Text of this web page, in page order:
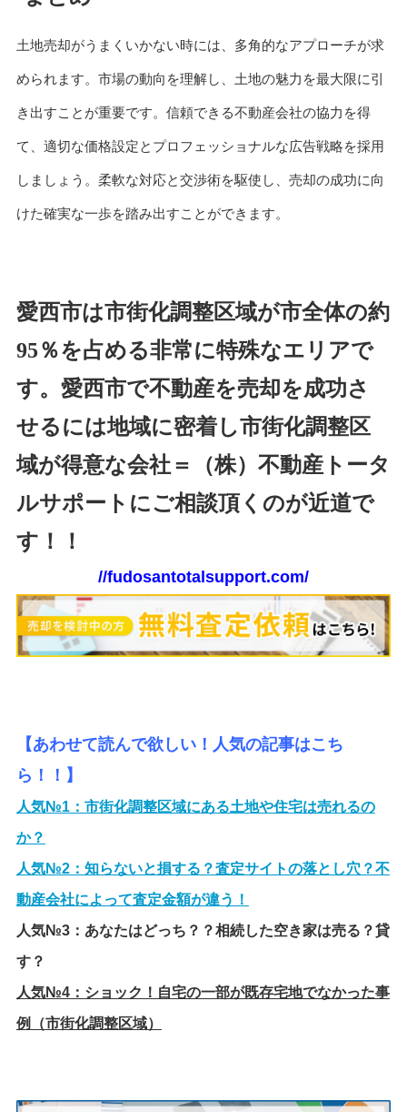
土地売却がうまくいかない時には、多角的なアプローチが求
められます。市場の動向を理解し、土地の魅力を最大限に引
き出すことが重要です。信頼できる不動産会社の協力を得
て、適切な価格設定とプロフェッショナルな広告戦略を採用
しましょう。柔軟な対応と交渉術を駆使し、売却の成功に向
けた確実な一歩を踏み出すことができます。
愛西市は市街化調整区域が市全体の約
95％を占める非常に特殊なエリアで
す。 愛西市で不動産を売却を成功さ
せるには地域に密着し市街化調整区
域が得意な会社＝（株）不動産トータ
ルサポートにご相談頂くのが近道で
す！！
//fudosantotalsupport.com/
【あわせて読んで欲しい！人気の記事はこち
ら！！】
人気№1： 市街化調整区域にある土地や住宅は売れるの
か？
人気№2： 知らないと損する？査定サイトの落とし穴？不
動産会社によって査定金額が違う！
人気№3： あなたはどっち？？相続した空き家は売る？貸
す？
人気№4： ショック！自宅の一部が既存宅地でなかった事
例（市街化調整区域）